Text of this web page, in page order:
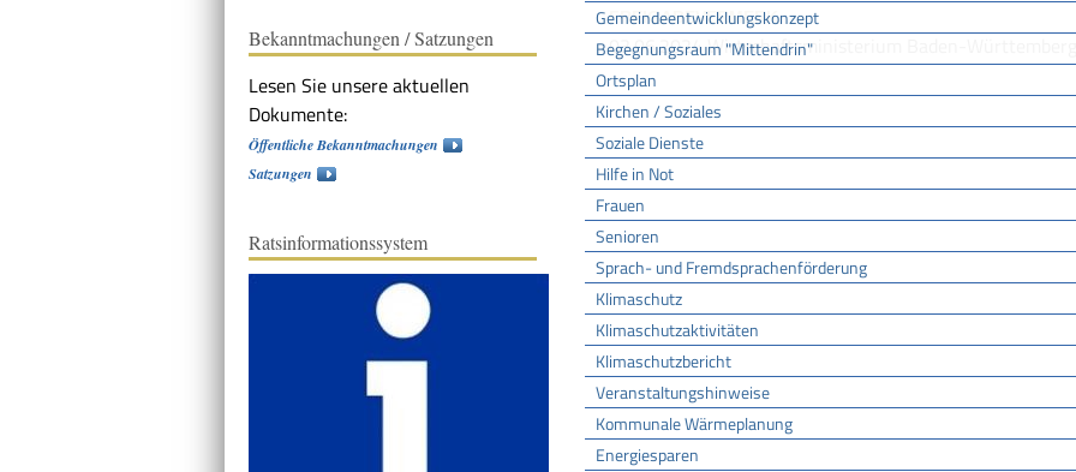
Gemeindeentwicklungskonzept
Begegnungsraum "Mittendrin"
Ortsplan
Kirchen / Soziales
Soziale Dienste
Hilfe in Not
Frauen
Senioren
Sprach- und Fremdsprachenförderung
Klimaschutz
Klimaschutzaktivitäten
Klimaschutzbericht
Veranstaltungshinweise
Kommunale Wärmeplanung
Energiesparen
Bekanntmachungen / Satzungen
Lesen Sie unsere aktuellen
Dokumente:
Öffentliche Bekanntmachungen
Satzungen
Ratsinformationssystem
FREIGABEVERMERK
03.06.2024 Wirtschaftsministerium Baden-Württemberg